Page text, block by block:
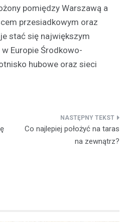
pomiędzy Warszawą a
przesiadkowym oraz
stać się największym
Europie Środkowo-
hubowe oraz sieci
Co najlepiej położyć na taras
na zewnątrz?